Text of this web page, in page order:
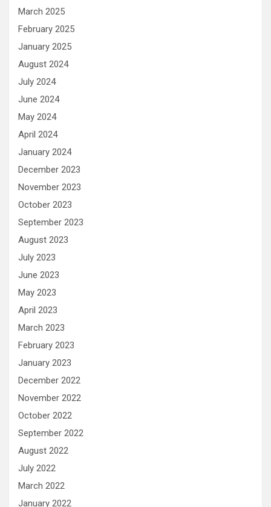
March 2025
February 2025
January 2025
August 2024
July 2024
June 2024
May 2024
April 2024
January 2024
December 2023
November 2023
October 2023
September 2023
August 2023
July 2023
June 2023
May 2023
April 2023
March 2023
February 2023
January 2023
December 2022
November 2022
October 2022
September 2022
August 2022
July 2022
March 2022
January 2022